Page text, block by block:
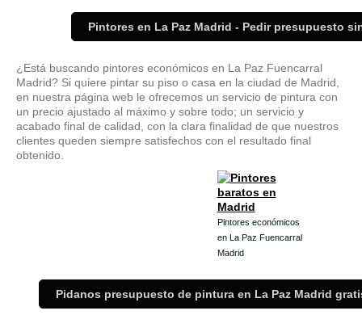
Pintores en La Paz Madrid - Pedir presupuesto
¿Está buscando pintores económicos en La Paz Fuencarral
Madrid? Si quiere pintar su piso o casa en la ciudad de Madrid,
en nuestra página web le ofrecemos un servicio de pintura con
un precio ajustado al máximo y sobre todo; un servicio y
acabado final de calidad, con la clara finalidad de que nuestros
clientes queden siempre satisfechos con el resultado final
obtenido.
Pintores económicos
en La Paz Fuencarral
Madrid
Pidanos presupuesto de pintura en La Paz Madrid